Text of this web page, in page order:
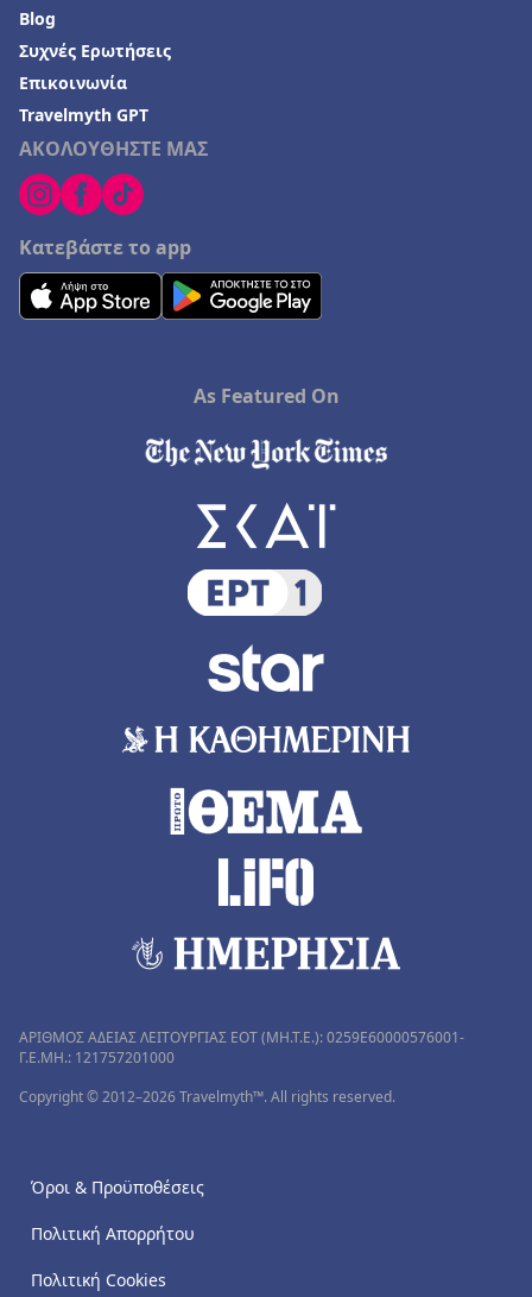
ΑΚΟΛΟΥΘΗΣΤΕ ΜΑΣ
Κατεβάστε το app
Blog
Συχνές Ερωτήσεις
Επικοινωνία
Travelmyth GPT
As Featured On
ΑΡΙΘΜΟΣ ΑΔΕΙΑΣ ΛΕΙΤΟΥΡΓΙΑΣ ΕΟΤ (MH.T.E.): 0259Ε60000576001-
Γ.Ε.ΜΗ.: 121757201000
Copyright © 2012–2026 Travelmyth™. All rights reserved.
Όροι & Προϋποθέσεις
Πολιτική Απορρήτου
Πολιτική Cookies